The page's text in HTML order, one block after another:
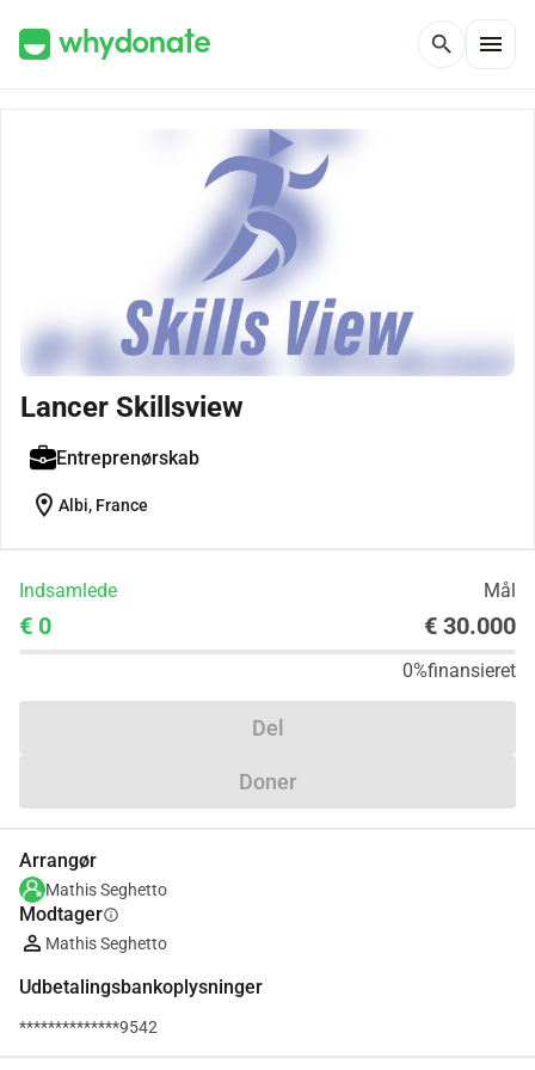
search menu
Lancer Skillsview
Entreprenørskab
location_on Albi, France
Indsamlede Mål
€ 0 € 30.000
0%finansieret
Del
Doner
Arrangør
Mathis Seghetto
Modtagerinfo
Mathis Seghetto
Udbetalingsbankoplysninger
**************9542